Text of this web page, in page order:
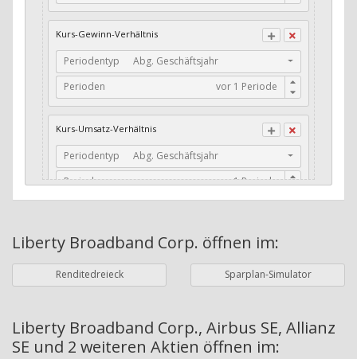
Current Ratio
Long-Term Debt to Working Capital
Dividenden-Check
Stabiles Dividenden-Wachstum
Stabiles Dividenden-Wachstum (TTM)
Stabiles Absolutes Dividenden-Wachstum
Dividendenrendite (angekündigt)
Adj. Dividendenrendite (Market Cap)
Kurs-Gewinn-Verhältnis
Periodentyp
Abg. Geschäftsjahr
Perioden
Kurs-Umsatz-Verhältnis
Periodentyp
Abg. Geschäftsjahr
Perioden
Währung Bilanzierungswährung
Periodentyp
Jahre
Perioden
Liberty Broadband Corp. öffnen im:
Renditedreieck Sparplan-Simulator
Liberty Broadband Corp., Airbus SE, Allianz
SE und 2 weiteren Aktien öffnen im: